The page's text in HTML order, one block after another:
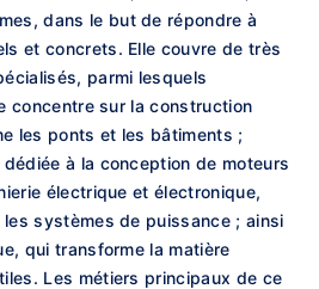
dans le but de répondre à
et concrets. Elle couvre de très
parmi lesquels
concentre sur la construction
les ponts et les bâtiments ;
à la conception de moteurs
électrique et électronique,
systèmes de puissance ; ainsi
qui transforme la matière
Les métiers principaux de ce